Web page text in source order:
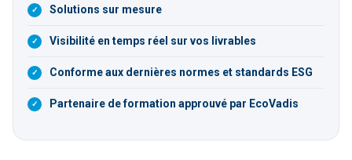
Solutions sur mesure
Visibilité en temps réel sur vos livrables
Conforme aux dernières normes et standards ESG
Partenaire de formation approuvé par EcoVadis